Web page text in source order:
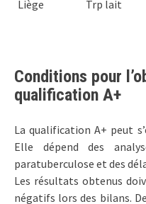
Liège Trp lait
Conditions pour
qualification A+
La qualification A+ peut
Elle dépend des
paratuberculose et des
Les résultats obtenus
négatifs lors des bilans.